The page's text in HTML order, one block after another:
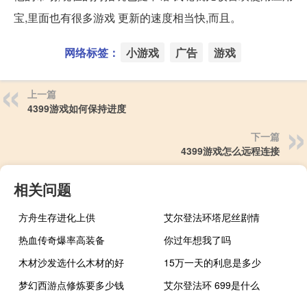
宝,里面也有很多游戏 更新的速度相当快,而且。
网络标签： 小游戏 广告 游戏
上一篇
4399游戏如何保持进度
下一篇
4399游戏怎么远程连接
相关问题
方舟生存进化上供
艾尔登法环塔尼丝剧情
热血传奇爆率高装备
你过年想我了吗
木材沙发选什么木材的好
15万一天的利息是多少
梦幻西游点修炼要多少钱
艾尔登法环 699是什么